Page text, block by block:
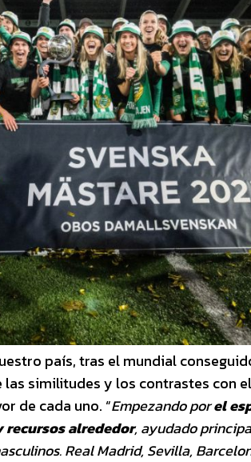
país, tras el mundial
similitudes y los contrastes con
de cada uno. “Empezando porel
recursos alrededor, ayudado
Real Madrid, Sevilla,